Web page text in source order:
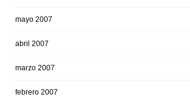
mayo 2007
abril 2007
marzo 2007
febrero 2007